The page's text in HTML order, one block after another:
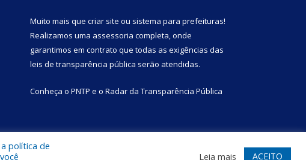
Muito mais que criar site ou sistema para prefeituras!
Realizamos uma assessoria completa, onde
garantimos em contrato que todas as exigências das
leis de transparência pública serão atendidas.
Conheça o PNTP e o Radar da Transparência Pública
do Site Acessar Webmail
política de
Leia mais ACEITO